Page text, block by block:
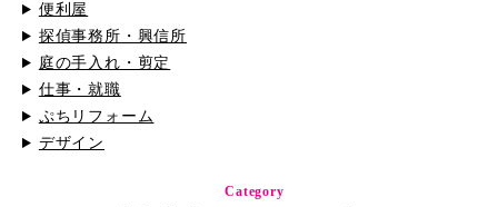
便利屋
探偵事務所・興信所
庭の手入れ・剪定
仕事・就職
ぷちリフォーム
デザイン
Category